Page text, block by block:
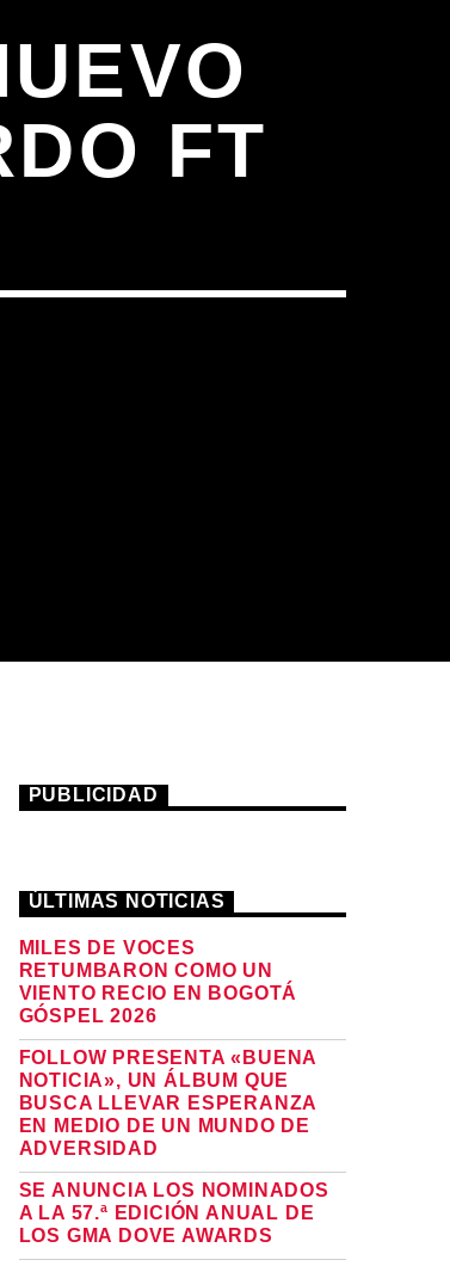
FT
PUBLICIDAD
ÚLTIMAS NOTICIAS
MILES DE VOCES
RETUMBARON COMO UN
VIENTO RECIO EN BOGOTÁ
GÓSPEL 2026
FOLLOW PRESENTA «BUENA
NOTICIA», UN ÁLBUM QUE
BUSCA LLEVAR ESPERANZA
EN MEDIO DE UN MUNDO DE
ADVERSIDAD
SE ANUNCIA LOS NOMINADOS
A LA 57.ª EDICIÓN ANUAL DE
LOS GMA DOVE AWARDS